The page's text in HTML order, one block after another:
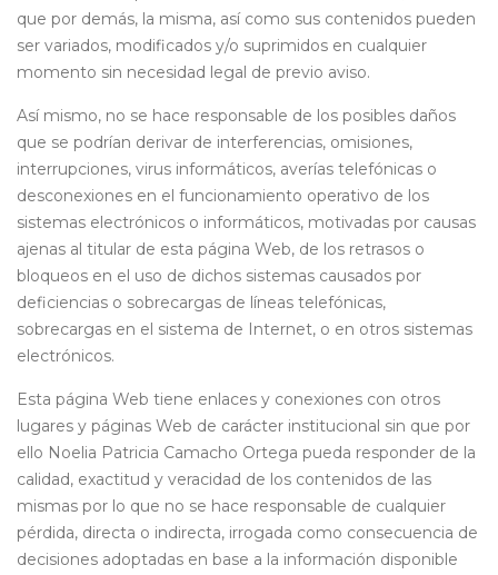
que por demás, la misma, así como sus contenidos pueden
ser variados, modificados y/o suprimidos en cualquier
momento sin necesidad legal de previo aviso.
Así mismo, no se hace responsable de los posibles daños
que se podrían derivar de interferencias, omisiones,
interrupciones, virus informáticos, averías telefónicas o
desconexiones en el funcionamiento operativo de los
sistemas electrónicos o informáticos, motivadas por causas
ajenas al titular de esta página Web, de los retrasos o
bloqueos en el uso de dichos sistemas causados por
deficiencias o sobrecargas de líneas telefónicas,
sobrecargas en el sistema de Internet, o en otros sistemas
electrónicos.
Esta página Web tiene enlaces y conexiones con otros
lugares y páginas Web de carácter institucional sin que por
ello Noelia Patricia Camacho Ortega pueda responder de la
calidad, exactitud y veracidad de los contenidos de las
mismas por lo que no se hace responsable de cualquier
pérdida, directa o indirecta, irrogada como consecuencia de
decisiones adoptadas en base a la información disponible